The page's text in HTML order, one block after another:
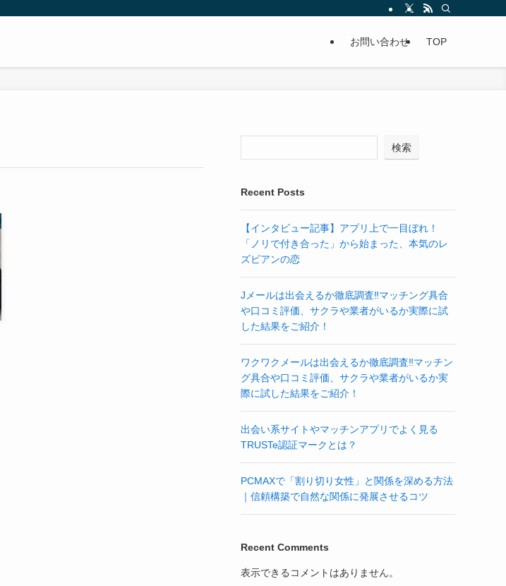
お問い合わせ TOP
検索
Recent Posts
【インタビュー記事】アプリ上で一目ぼれ！
「ノリで付き合った」から始まった、本気のレ
ズビアンの恋
Jメールは出会えるか徹底調査‼マッチング具合
や口コミ評価、サクラや業者がいるか実際に試
した結果をご紹介！
ワクワクメールは出会えるか徹底調査‼マッチン
グ具合や口コミ評価、サクラや業者がいるか実
際に試した結果をご紹介！
出会い系サイトやマッチンアプリでよく見る
TRUSTe認証マークとは？
PCMAXで「割り切り女性」と関係を深める方法
｜信頼構築で自然な関係に発展させるコツ
Recent Comments
表示できるコメントはありません。